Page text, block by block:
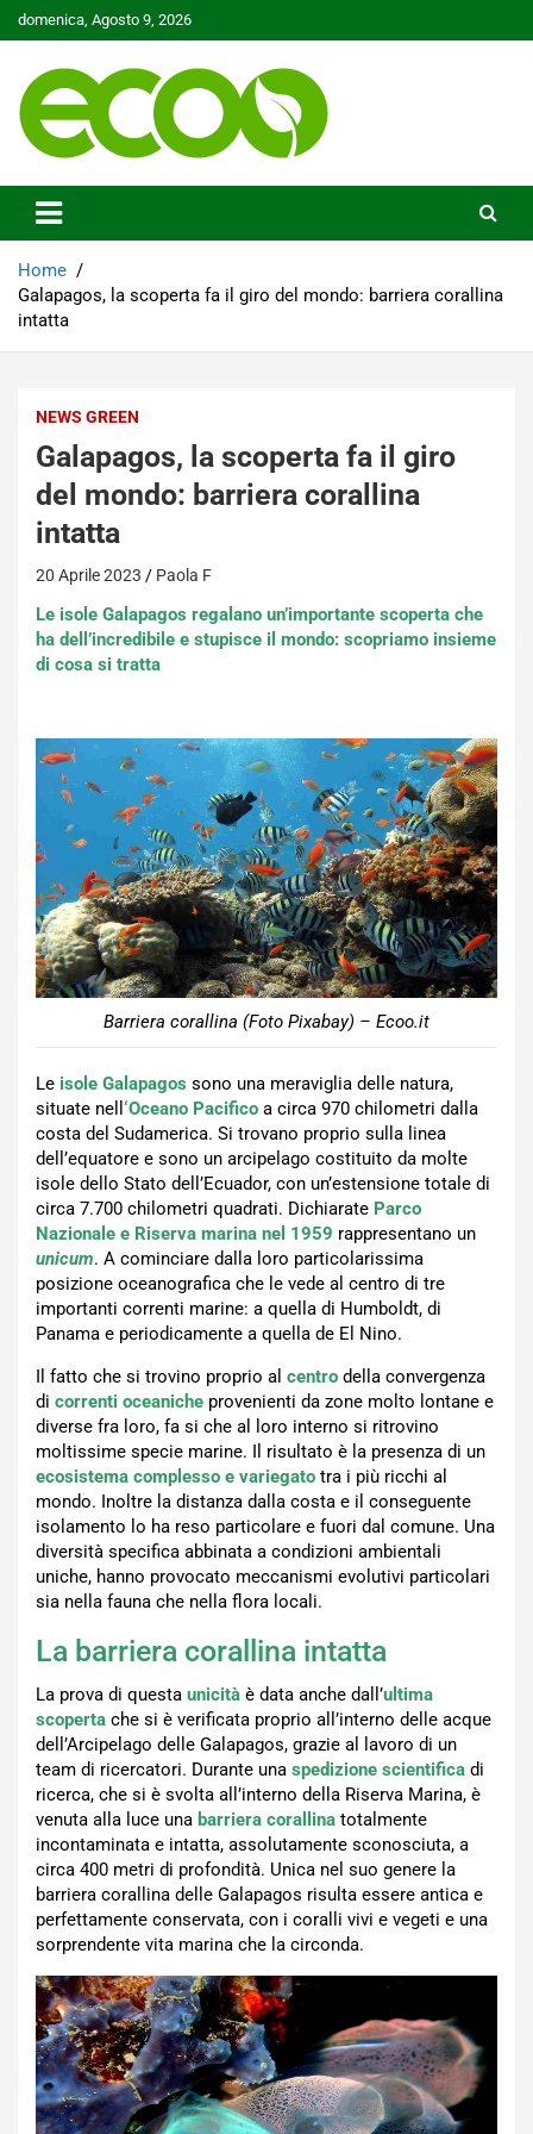
Skip
to
domenica, Agosto 9, 2026
Ecoo.it
Home
Galapagos, la scoperta fa il giro del mondo: barriera corallina
intatta
NEWS GREEN
Galapagos, la scoperta fa il giro
del mondo: barriera corallina
intatta
20 Aprile 2023 Paola F
Le isole Galapagos regalano un’importante scoperta che
ha dell’incredibile e stupisce il mondo: scopriamo insieme
di cosa si tratta
Barriera corallina (Foto Pixabay) – Ecoo.it
Le isole Galapagos sono una meraviglia delle natura,
situate nell ‘Oceano Pacifico a circa 970 chilometri dalla
costa del Sudamerica. Si trovano proprio sulla linea
dell’equatore e sono un arcipelago costituito da molte
isole dello Stato dell’Ecuador, con un’estensione totale di
circa 7.700 chilometri quadrati. Dichiarate Parco
Nazionale e Riserva marina nel 1959 rappresentano un
unicum. A cominciare dalla loro particolarissima
posizione oceanografica che le vede al centro di tre
importanti correnti marine: a quella di Humboldt, di
Panama e periodicamente a quella de El Nino.
Il fatto che si trovino proprio al centro della convergenza
di correnti oceaniche provenienti da zone molto lontane e
diverse fra loro, fa si che al loro interno si ritrovino
moltissime specie marine. Il risultato è la presenza di un
ecosistema complesso e variegato tra i più ricchi al
mondo. Inoltre la distanza dalla costa e il conseguente
isolamento lo ha reso particolare e fuori dal comune. Una
diversità specifica abbinata a condizioni ambientali
uniche, hanno provocato meccanismi evolutivi particolari
sia nella fauna che nella flora locali.
La barriera corallina intatta
La prova di questa unicità è data anche dall’ultima
scoperta che si è verificata proprio all’interno delle acque
dell’Arcipelago delle Galapagos, grazie al lavoro di un
team di ricercatori. Durante una spedizione scientifica di
ricerca, che si è svolta all’interno della Riserva Marina, è
venuta alla luce una barriera corallina totalmente
incontaminata e intatta, assolutamente sconosciuta, a
circa 400 metri di profondità. Unica nel suo genere la
barriera corallina delle Galapagos risulta essere antica e
perfettamente conservata, con i coralli vivi e vegeti e una
sorprendente vita marina che la circonda.